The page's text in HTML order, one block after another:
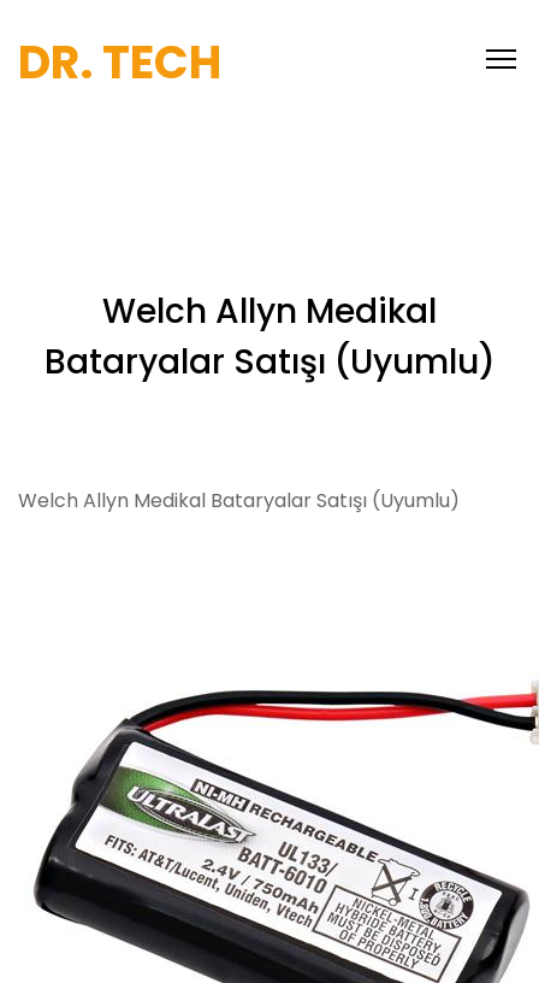
DR. TECH
Welch Allyn Medikal
Bataryalar Satışı (Uyumlu)
Welch Allyn Medikal Bataryalar Satışı (Uyumlu)